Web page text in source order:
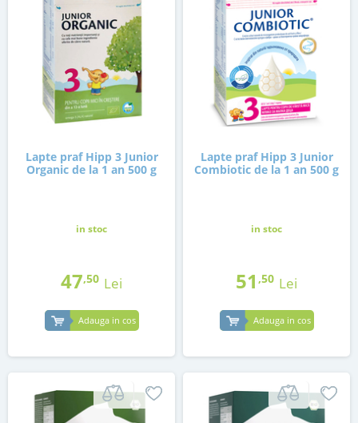
Lapte praf Hipp 3 Junior
Organic de la 1 an 500 g
in stoc
47,50 Lei
Adauga in cos
Lapte praf Hipp 3 Junior
Combiotic de la 1 an 500 g
in stoc
51 ,50 Lei
Adauga in cos